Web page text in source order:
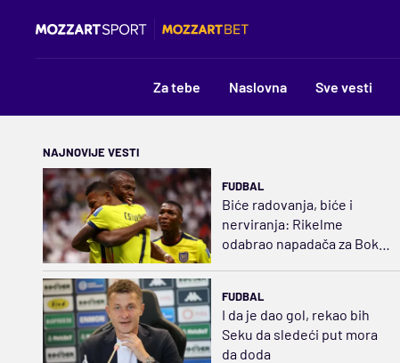
Za tebe Naslovna Sve vesti
NAJNOVIJE VESTI
FUDBAL
Biće radovanja, biće i
nerviranja: Rikelme
odabrao napadača za Boku
FUDBAL
I da je dao gol, rekao bih
Seku da sledeći put mora
da doda